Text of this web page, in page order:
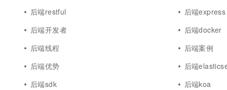
后端restful
后端express
后端开发者
后端docker
后端线程
后端案例
后端优势
后端
后端sdk
后端koa